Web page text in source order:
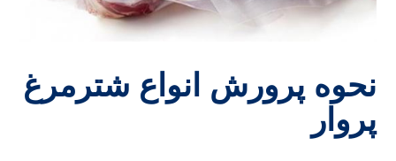
نحوه پرورش انواع شترمرغ
پروار